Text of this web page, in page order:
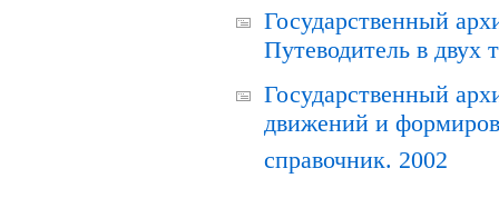
Государственный
Путеводитель в двух
Государственный
движений и
справочник. 2002